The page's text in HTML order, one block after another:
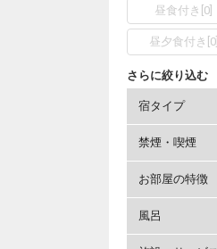
昼食付き 0
昼夕食付き 0]
さらに絞り込む
宿タイプ
禁煙・喫煙
お部屋の特徴
風呂